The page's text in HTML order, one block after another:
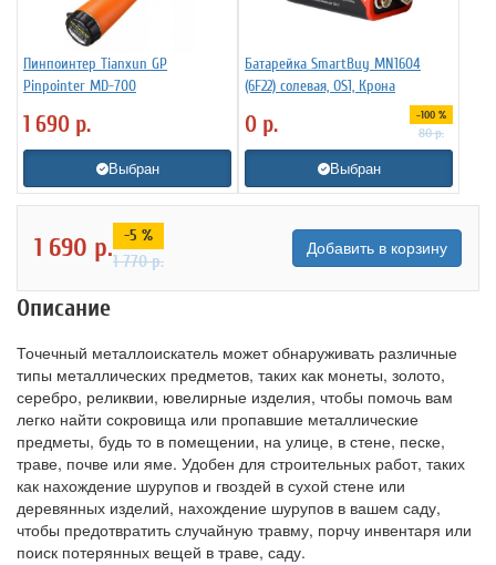
Пинпоинтер Tianxun GP
Pinpointer MD-700
1 690 р.
Выбран
Батарейка SmartBuy MN1604
(6F22) солевая, OS1, Крона
0 р. -100 %
80р.
Выбран
1 690 р. -5 %
1 770р.
Добавить в корзину
Описание
Точечный металлоискатель может обнаруживать различные
типы металлических предметов, таких как монеты, золото,
серебро, реликвии, ювелирные изделия, чтобы помочь вам
легко найти сокровища или пропавшие металлические
предметы, будь то в помещении, на улице, в стене, песке,
траве, почве или яме. Удобен для строительных работ, таких
как нахождение шурупов и гвоздей в сухой стене или
деревянных изделий, нахождение шурупов в вашем саду,
чтобы предотвратить случайную травму, порчу инвентаря или
поиск потерянных вещей в траве, саду.